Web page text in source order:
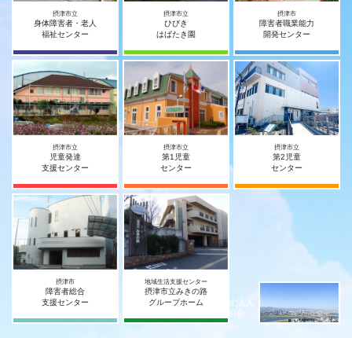
社会福祉法人
摂津宥和会
摂津市立
身体障害者・老人
福祉センター
摂津市立
ひびき
はばたき園
摂津市
障害者職業能力
開発センター
摂津市立
児童発達
支援センター
摂津市立
第1児童
センター
摂津市立
第2児童
センター
摂津市
障害者総合
支援センター
地域生活支援センター
摂津市立みきの路
グループホーム